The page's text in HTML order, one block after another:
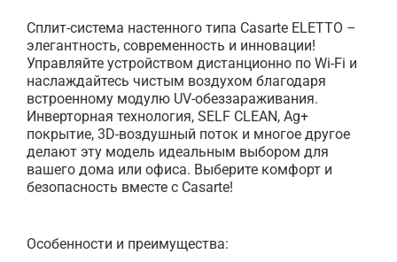
Сплит-система настенного типа Casarte ELETTO –
элегантность, современность и инновации!
Управляйте устройством дистанционно по Wi-Fi и
наслаждайтесь чистым воздухом благодаря
встроенному модулю UV-обеззараживания.
Инверторная технология, SELF CLEAN, Ag+
покрытие, 3D-воздушный поток и многое другое
делают эту модель идеальным выбором для
вашего дома или офиса. Выберите комфорт и
безопасность вместе с Casarte!
Особенности и преимущества: